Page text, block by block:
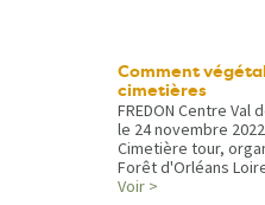
Comment
cimetières
FREDON Centre
le 24 novembre
Cimetière tour,
Forêt d'Orléans
Voir >